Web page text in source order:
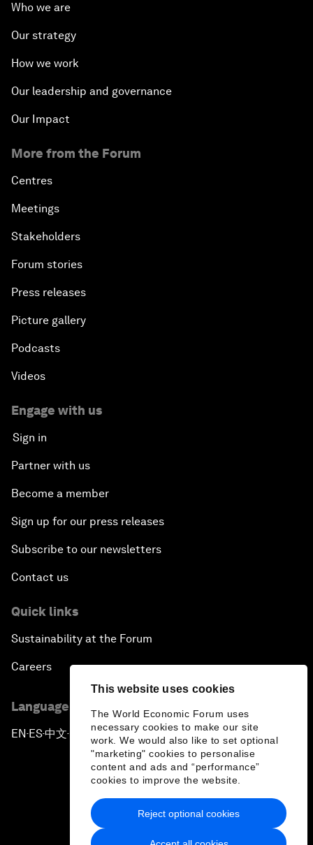
This website uses cookies
The World Economic Forum uses
necessary cookies to make our site
work. We would also like to set optional
"marketing" cookies to personalise
content and ads and “performance”
cookies to improve the website.
Reject optional cookies
Who we are
Our strategy
How we work
Our leadership and governance
Our Impact
More from the Forum
Centres
Meetings
Stakeholders
Forum stories
Press releases
Picture gallery
Podcasts
Videos
Engage with us
Sign in
Partner with us
Become a member
Sign up for our press releases
Subscribe to our newsletters
Contact us
Quick links
Sustainability at the Forum
Careers
Language editions
EN ▪ES▪中文▪ 日本語
Privacy Policy & Terms of Service